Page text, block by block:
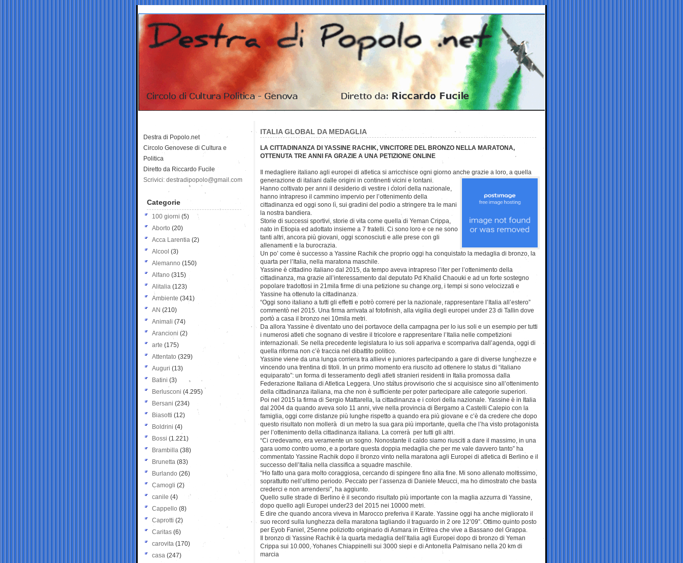
ITALIA GLOBAL DA MEDAGLIA
LA CITTADINANZA DI YASSINE RACHIK, VINCITORE DEL BRONZO NELLA MARATONA,
OTTENUTA TRE ANNI FA GRAZIE A UNA PETIZIONE ONLINE
Il medagliere italiano agli europei di atletica si arricchisce ogni giorno anche grazie a loro, a quella
generazione di italiani dalle origini in continenti vicini e lontani.
Hanno coltivato per anni il desiderio di vestire i colori della nazionale,
hanno intrapreso il cammino impervio per l’ottenimento della
cittadinanza ed oggi sono lì, sui gradini del podio a stringere tra le mani
la nostra bandiera.
Storie di successi sportivi, storie di vita come quella di Yeman Crippa,
nato in Etiopia ed adottato insieme a 7 fratelli. Ci sono loro e ce ne sono
tanti altri, ancora più giovani, oggi sconosciuti e alle prese con gli
allenamenti e la burocrazia.
Un po’ come è successo a Yassine Rachik che proprio oggi ha conquistato la medaglia di bronzo, la
quarta per l’Italia, nella maratona maschile.
Yassine è cittadino italiano dal 2015, da tempo aveva intrapreso l’iter per l’ottenimento della
cittadinanza, ma grazie all’interessamento dal deputato Pd Khalid Chaouki e ad un forte sostegno
popolare tradottosi in 21mila firme di una petizione su change.org, i tempi si sono velocizzati e
Yassine ha ottenuto la cittadinanza.
“Oggi sono italiano a tutti gli effetti e potrò correre per la nazionale, rappresentare l’Italia all’estero”
commentò nel 2015. Una firma arrivata al fotofinish, alla vigilia degli europei under 23 di Tallin dove
portò a casa il bronzo nei 10mila metri.
Da allora Yassine è diventato uno dei portavoce della campagna per lo ius soli e un esempio per tutti
i numerosi atleti che sognano di vestire il tricolore e rappresentare l’Italia nelle competizioni
internazionali. Se nella precedente legislatura lo ius soli appariva e scompariva dall’agenda, oggi di
quella riforma non c’è traccia nel dibattito politico.
Yassine viene da una lunga corriera tra allievi e juniores partecipando a gare di diverse lunghezze e
vincendo una trentina di titoli. In un primo momento era riuscito ad ottenere lo status di “italiano
equiparato”: un forma di tesseramento degli atleti stranieri residenti in Italia promossa dalla
Federazione Italiana di Atletica Leggera. Uno status provvisorio che si acquisisce sino all’ottenimento
della cittadinanza italiana, ma che non è sufficiente per poter partecipare alle categorie superiori.
Poi nel 2015 la firma di Sergio Mattarella, la cittadinanza e i colori della nazionale. Yassine è in Italia
dal 2004 da quando aveva solo 11 anni, vive nella provincia di Bergamo a Castelli Calepio con la
famiglia, oggi corre distanze più lunghe rispetto a quando era più giovane e c’è da credere che dopo
questo risultato non mollerà di un metro la sua gara più importante, quella che l’ha visto protagonista
per l’ottenimento della cittadinanza italiana. La correrà per tutti gli altri.
“Ci credevamo, era veramente un sogno. Nonostante il caldo siamo riusciti a dare il massimo, in una
gara uomo contro uomo, e a portare questa doppia medaglia che per me vale davvero tanto” ha
commentato Yassine Rachik dopo il bronzo vinto nella maratona agli Europei di atletica di Berlino e il
successo dell’Italia nella classifica a squadre maschile.
“Ho fatto una gara molto coraggiosa, cercando di spingere fino alla fine. Mi sono allenato moltissimo,
soprattutto nell’ultimo periodo. Peccato per l’assenza di Daniele Meucci, ma ho dimostrato che basta
crederci e non arrendersi”, ha aggiunto.
Quello sulle strade di Berlino è il secondo risultato più importante con la maglia azzurra di Yassine,
dopo quello agli Europei under23 del 2015 nei 10000 metri.
E dire che quando ancora viveva in Marocco preferiva il Karate. Yassine oggi ha anche migliorato il
suo record sulla lunghezza della maratona tagliando il traguardo in 2 ore 12’09”. Ottimo quinto posto
per Eyob Faniel, 25enne poliziotto originario di Asmara in Eritrea che vive a Bassano del Grappa.
Il bronzo di Yassine Rachik è la quarta medaglia dell’Italia agli Europei dopo di bronzo di Yeman
Crippa sui 10.000, Yohanes Chiappinelli sui 3000 siepi e di Antonella Palmisano nella 20 km di
marcia
Destra di Popolo.net
Circolo Genovese di Cultura e
Politica
Diretto da Riccardo Fucile
Scrivici: destradipopolo@gmail.com
Categorie
100 giorni (5)
Aborto (20)
Acca Larentia (2)
Alcool (3)
Alemanno (150)
Alfano (315)
Alitalia (123)
Ambiente (341)
AN (210)
Animali (74)
Arancioni (2)
arte (175)
Attentato (329)
Auguri (13)
Batini (3)
Berlusconi (4.295)
Bersani (234)
Biasotti (12)
Boldrini (4)
Bossi (1.221)
Brambilla (38)
Brunetta (83)
Burlando (26)
Camogli (2)
canile (4)
Cappello (8)
Caprotti (2)
Caritas (6)
carovita (170)
casa (247)